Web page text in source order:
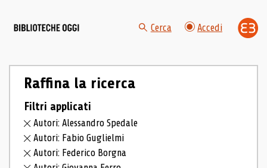
Cerca Accedi
Raffina la ricerca
Filtri applicati
Autori: Alessandro Spedale
Autori: Fabio Guglielmi
Autori: Federico Borgna